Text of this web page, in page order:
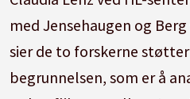
med Jensehaugen og
sier de to forskerne
begrunnelsen, som er å